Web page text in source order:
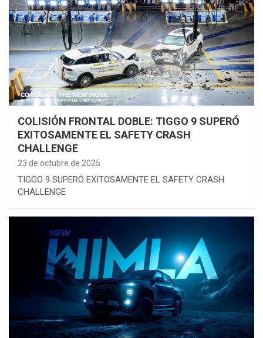
COLISIÓN FRONTAL DOBLE: TIGGO 9 SUPERÓ
EXITOSAMENTE EL SAFETY CRASH
CHALLENGE
23 de octubre de 2025
TIGGO 9 SUPERÓ EXITOSAMENTE EL SAFETY CRASH
CHALLENGE